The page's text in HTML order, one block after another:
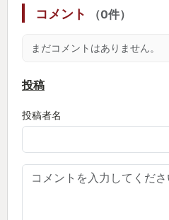
コメント （0件）
まだコメントはありません。
投稿
投稿者名